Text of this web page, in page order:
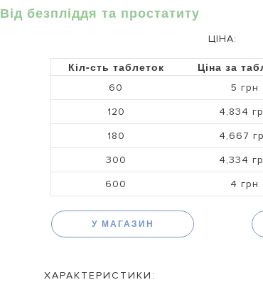
Від безпліддя та простатиту
ЦІНА:
Кіл-сть таблеток Ціна за
60 5 грн
120
4,834
180
4,667
300
4,334
600
4 грн
У МАГАЗИН
ХАРАКТЕРИСТИКИ: